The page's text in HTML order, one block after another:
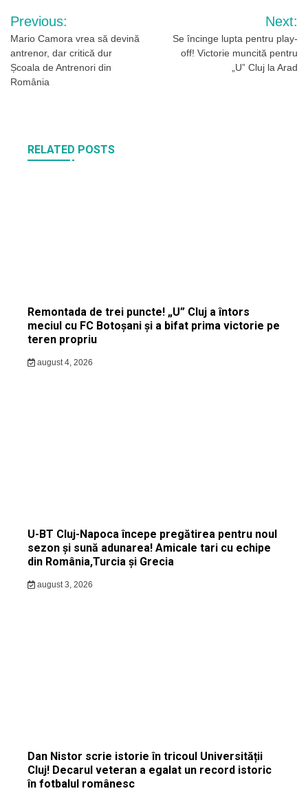
Navigare
în
articole
Previous:
Mario Camora vrea să devină
antrenor, dar critică dur
Școala de Antrenori din
România
Next:
Se încinge lupta pentru play-
off! Victorie muncită pentru
„U” Cluj la Arad
RELATED POSTS
Remontada de trei puncte! „U” Cluj a întors
meciul cu FC Botoșani și a bifat prima victorie pe
teren propriu
august 4, 2026
U-BT Cluj-Napoca începe pregătirea pentru noul
sezon și sună adunarea! Amicale tari cu echipe
din România,Turcia și Grecia
august 3, 2026
Dan Nistor scrie istorie în tricoul Universității
Cluj! Decarul veteran a egalat un record istoric
în fotbalul românesc